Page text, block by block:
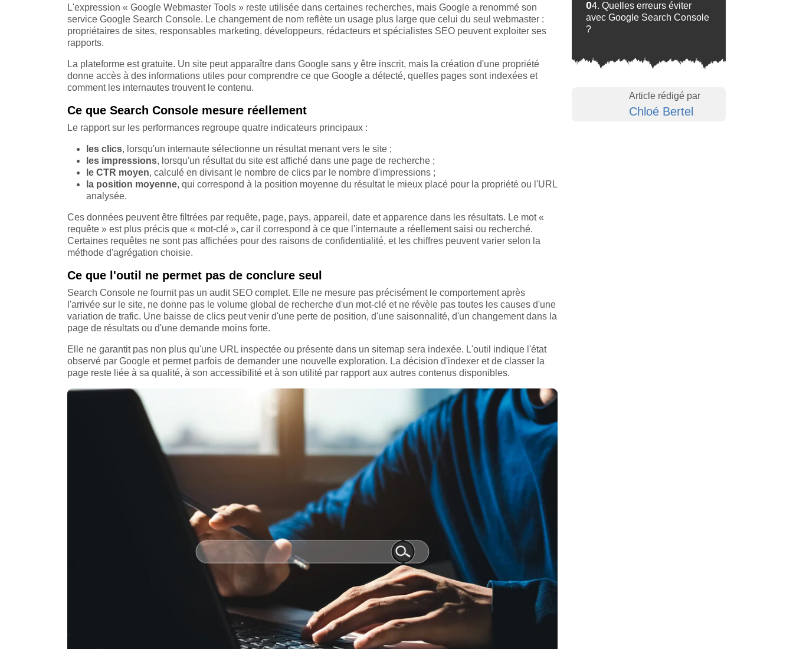
L'expression « Google Webmaster Tools » reste utilisée dans certaines recherches, mais Google a renommé son
service Google Search Console. Le changement de nom reflète un usage plus large que celui du seul webmaster :
propriétaires de sites, responsables marketing, développeurs, rédacteurs et spécialistes SEO peuvent exploiter ses
rapports.
La plateforme est gratuite. Un site peut apparaître dans Google sans y être inscrit, mais la création d'une propriété
donne accès à des informations utiles pour comprendre ce que Google a détecté, quelles pages sont indexées et
comment les internautes trouvent le contenu.
Ce que Search Console mesure réellement
Le rapport sur les performances regroupe quatre indicateurs principaux :
les clics, lorsqu'un internaute sélectionne un résultat menant vers le site ;
les impressions, lorsqu'un résultat du site est affiché dans une page de recherche ;
le CTR moyen, calculé en divisant le nombre de clics par le nombre d'impressions ;
la position moyenne, qui correspond à la position moyenne du résultat le mieux placé pour la propriété ou l'URL
analysée.
Ces données peuvent être filtrées par requête, page, pays, appareil, date et apparence dans les résultats. Le mot «
requête » est plus précis que « mot-clé », car il correspond à ce que l'internaute a réellement saisi ou recherché.
Certaines requêtes ne sont pas affichées pour des raisons de confidentialité, et les chiffres peuvent varier selon la
méthode d'agrégation choisie.
Ce que l'outil ne permet pas de conclure seul
Search Console ne fournit pas un audit SEO complet. Elle ne mesure pas précisément le comportement après
l'arrivée sur le site, ne donne pas le volume global de recherche d'un mot-clé et ne révèle pas toutes les causes d'une
variation de trafic. Une baisse de clics peut venir d'une perte de position, d'une saisonnalité, d'un changement dans la
page de résultats ou d'une demande moins forte.
Elle ne garantit pas non plus qu'une URL inspectée ou présente dans un sitemap sera indexée. L'outil indique l'état
observé par Google et permet parfois de demander une nouvelle exploration. La décision d'indexer et de classer la
page reste liée à sa qualité, à son accessibilité et à son utilité par rapport aux autres contenus disponibles.
04. Quelles erreurs éviter
avec Google Search Console
?
Article rédigé par
Chloé Bertel